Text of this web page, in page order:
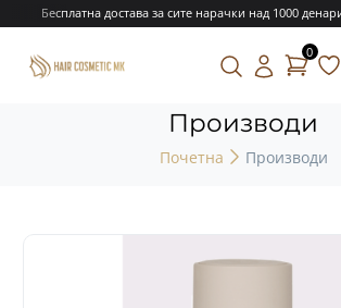
Бесплатна достава за сите нарачки над 1000 денари!
0
Производи
Почетна Производи